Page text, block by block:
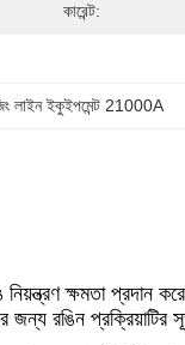
কারেন্ট:
লাইন ইকুইপমেন্ট 21000A
ক্ষমতা প্রদান
রঙিন প্রক্রিয়াটির